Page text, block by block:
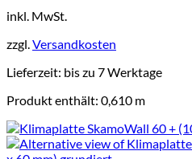
inkl. MwSt.
zzgl.Versandkosten
Lieferzeit: bis zu 7 Werktage
Produkt enthält: 0,610 m